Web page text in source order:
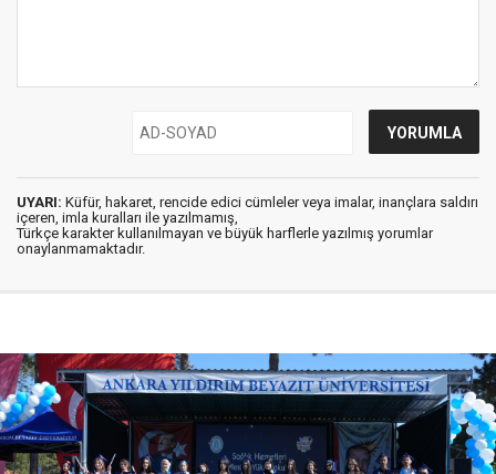
UYARI: Küfür, hakaret, rencide edici cümleler veya imalar, inançlara saldırı
içeren, imla kuralları ile yazılmamış,
Türkçe karakter kullanılmayan ve büyük harflerle yazılmış yorumlar
onaylanmamaktadır.